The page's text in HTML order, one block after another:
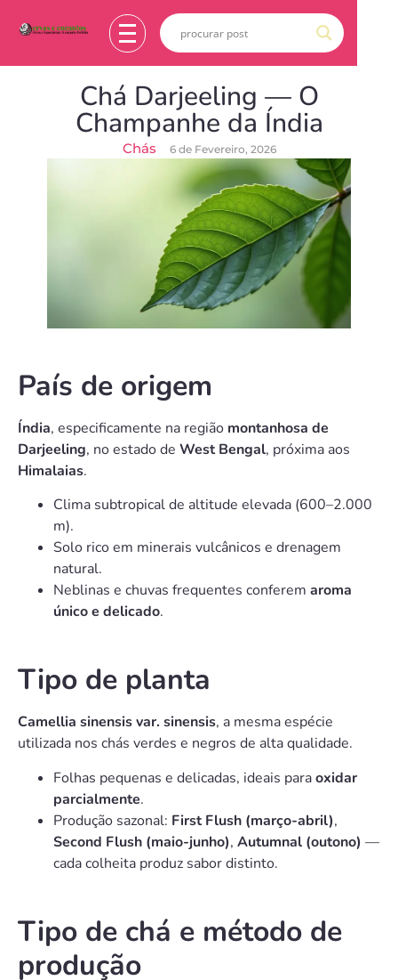
Chá Darjeeling — O
Champanhe da Índia
Chás 6 de Fevereiro, 2026
País de origem
Índia, especificamente na região montanhosa de
Darjeeling, no estado de West Bengal, próxima aos
Himalaias.
Clima subtropical de altitude elevada (600–2.000
m).
Solo rico em minerais vulcânicos e drenagem
natural.
Neblinas e chuvas frequentes conferem aroma
único e delicado.
Tipo de planta
Camellia sinensis var. sinensis, a mesma espécie
utilizada nos chás verdes e negros de alta qualidade.
Folhas pequenas e delicadas, ideais paraoxidar
parcialmente.
Produção sazonal: First Flush (março-abril),
Second Flush (maio-junho), Autumnal (outono) —
cada colheita produz sabor distinto.
Tipo de chá e método de
produção